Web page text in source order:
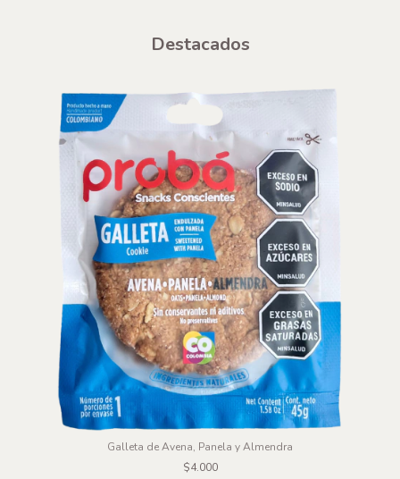
Destacados
Galleta de Avena, Panela y Almendra
$4.000